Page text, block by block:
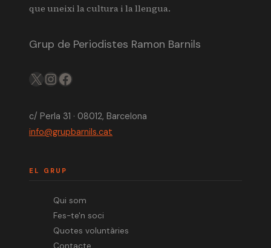
que uneixi la cultura i la llengua.
Grup de Periodistes Ramon Barnils
X IGFB
c/ Perla 31 · 08012, Barcelona
info@grupbarnils.cat
EL GRUP
Qui som
Fes-te'n soci
Quotes voluntàries